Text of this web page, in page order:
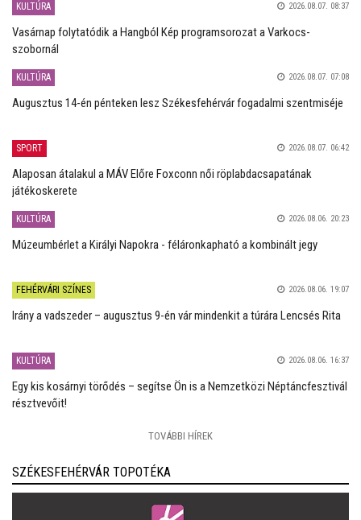
KULTÚRA 2026.08.07. 08:37
Vasárnap folytatódik a Hangból Kép programsorozat a Varkocs-
szobornál
KULTÚRA 2026.08.07. 07:08
Augusztus 14-én pénteken lesz Székesfehérvár fogadalmi szentmiséje
SPORT 2026.08.07. 06:42
Alaposan átalakul a MÁV Előre Foxconn női röplabdacsapatának
játékoskerete
KULTÚRA 2026.08.06. 20:23
Múzeumbérlet a Királyi Napokra - féláronkapható a kombinált jegy
FEHÉRVÁRI SZÍNES 2026.08.06. 19:07
Irány a vadszeder – augusztus 9-én vár mindenkit a túrára Lencsés Rita
KULTÚRA 2026.08.06. 16:37
Egy kis kosárnyi törődés – segítse Ön is a Nemzetközi Néptáncfesztivál
résztvevőit!
TOVÁBBI HÍREK
SZÉKESFEHÉRVÁR TOPOTÉKA